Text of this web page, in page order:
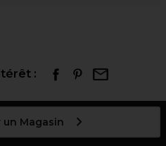
:
un Magasin